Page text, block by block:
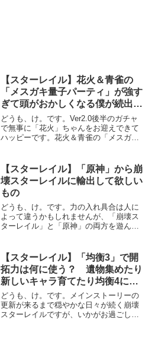
【スターレイル】花火＆青雀の
「メスガキ量子パーティ」が強す
ぎて頭がおかしくなる僕が続出す
る
どうも、け。です。Ver2.0後半のガチャ
で無事に「花火」ちゃんをお迎えできて
ハッピーです。花火＆青雀の「メスガキ
いうか青雀が星4の性能じゃない気がする
んだけど？花火＆...
【スターレイル】「原神」から崩
壊スターレイルに輸出して欲しい
もの
どうも、け。です。力の入れ具合は人に
よって違うかもしれませんが、「崩壊ス
ターレイル」と「原神」の両方を遊んで
「原神だったら……」と思うことを紹介
していきます。「原神」から...
【スターレイル】「均衡3」で開
拓力は何に使う？ 遺物集めたり
新しいキャラ育てたり均衡4に備
えたり……
どうも、け。です。メインストーリーの
更新が来るまで穏やかな日々が続く崩壊
スターレイルですが、いかがお過ごしで